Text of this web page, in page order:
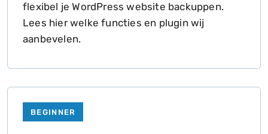
flexibel je WordPress website backuppen.
Lees hier welke functies en plugin wij
aanbevelen.
BEGINNER